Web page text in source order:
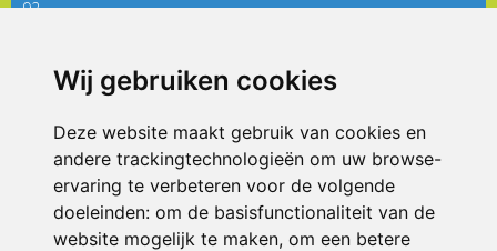
Wij gebruiken cookies
Deze website maakt gebruik van cookies en
andere trackingtechnologieën om uw browse-
ervaring te verbeteren voor de volgende
doeleinden: om de basisfunctionaliteit van de
website mogelijk te maken, om een betere
92
ONDERDEEL VAN